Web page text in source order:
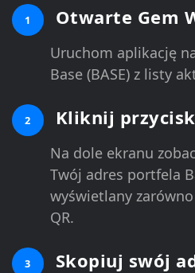
1 Otwarte Gem
Uruchom aplikację
Base (BASE) z listy
2 Kliknij
Na dole ekranu
Twój adres portfela
wyświetlany
QR.
3 Skopiuj swój